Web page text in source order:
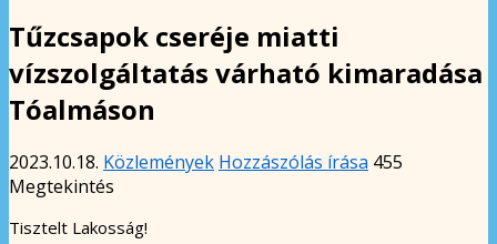
Tűzcsapok cseréje miatti
vízszolgáltatás várható kimaradása
Tóalmáson
2023.10.18. Közlemények Hozzászólás írása 455
Megtekintés
Tisztelt Lakosság!